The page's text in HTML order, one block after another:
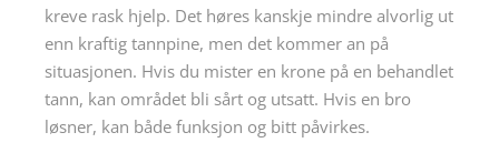
kreve rask hjelp. Det høres kanskje mindre alvorlig ut
enn kraftig tannpine, men det kommer an på
situasjonen. Hvis du mister en krone på en behandlet
tann, kan området bli sårt og utsatt. Hvis en bro
løsner, kan både funksjon og bitt påvirkes.